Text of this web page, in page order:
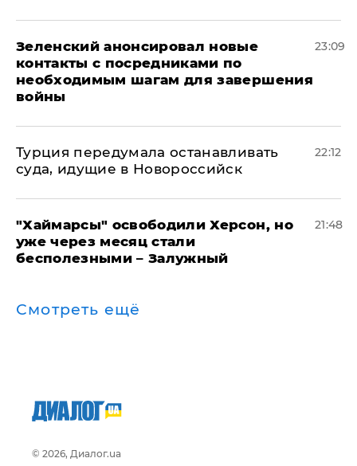
Зеленский анонсировал новые
контакты с посредниками по
необходимым шагам для завершения
войны
23:09
Турция передумала останавливать
суда, идущие в Новороссийск
22:12
"Хаймарсы" освободили Херсон, но
уже через месяц стали
бесполезными – Залужный
21:48
Смотреть ещё
© 2026, Диалог.ua